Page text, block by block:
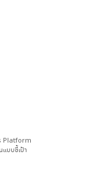
Platform
บบชี้เป้า